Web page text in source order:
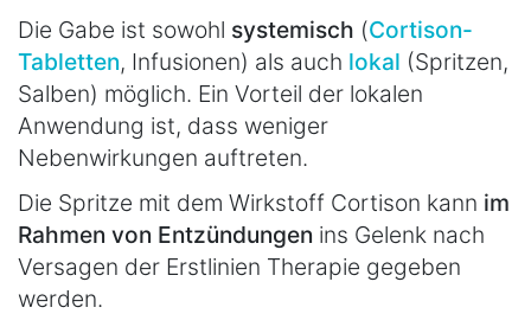
Die Gabe ist sowohl systemisch (Cortison-
Tabletten, Infusionen) als auch lokal (Spritzen,
Salben) möglich. Ein Vorteil der lokalen
Anwendung ist, dass weniger
Nebenwirkungen auftreten.
Die Spritze mit dem Wirkstoff Cortison kann im
Rahmen von Entzündungen ins Gelenk nach
Versagen der Erstlinien Therapie gegeben
werden.